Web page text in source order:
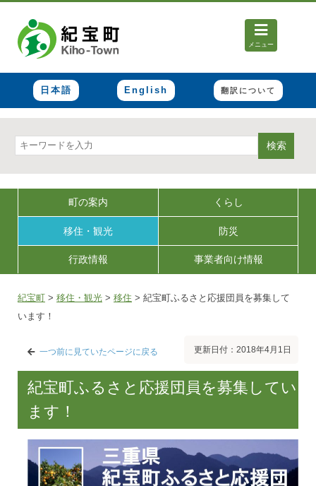
メニュー
日本語 English 翻訳について
検索
町の案内 くらし
移住・観光 防災
行政情報 事業者向け情報
紀宝町 > 移住・観光 > 移住 > 紀宝町ふるさと応援団員を募集して
います！
一つ前に見ていたページに戻る 更新日付：2018年4月1日
紀宝町ふるさと応援団員を募集してい
ます！